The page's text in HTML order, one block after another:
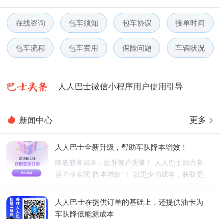
在线咨询 包车须知 包车协议 接单时间
包车流程 包车费用 保险问题 车辆状况
人人巴士春节放假通知-杭州包车网
人人巴士电话包车5月数据榜
人人巴士微信小程序用户使用引导
人人巴士五一放假通知-杭州包车网
人人巴士春节放假通知-杭州包车网
新闻中心 更多 >
人人巴士全新升级，帮助车队降本增效！
降低获客成本，提升客户质量！ 人人巴士助力客
运企业实现“降本增效”！ 以更少的成本，获取更
人人巴士在提供订单的基础上，还提供油卡为
车队降低能源成本